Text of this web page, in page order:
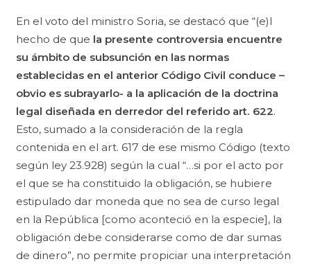
En el voto del ministro Soria, se destacó que “(e)l
hecho de que la presente controversia encuentre
su ámbito de subsunción en las normas
establecidas en el anterior Código Civil conduce –
obvio es subrayarlo- a la aplicación de la doctrina
legal diseñada en derredor del referido art. 622.
Esto, sumado a la consideración de la regla
contenida en el art. 617 de ese mismo Código (texto
según ley 23.928) según la cual “…si por el acto por
el que se ha constituido la obligación, se hubiere
estipulado dar moneda que no sea de curso legal
en la República [como aconteció en la especie], la
obligación debe considerarse como de dar sumas
de dinero”, no permite propiciar una interpretación